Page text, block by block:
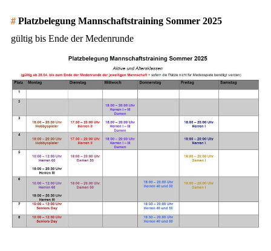
# Platzbelegung Mannschaftstraining Sommer 2025
gültig bis Ende der Medenrunde